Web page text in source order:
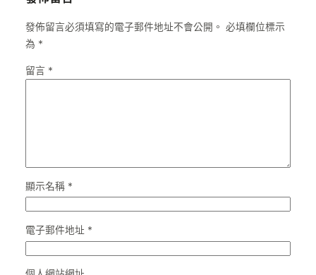
發佈留言必須填寫的電子郵件地址不會公開。 必填欄位標示
為 *
留言 *
顯示名稱 *
電子郵件地址 *